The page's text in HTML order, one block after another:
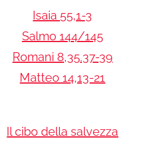
Isaia 55,1-3
Salmo 144/145
Romani 8,35.37-39
Matteo 14,13-21
Il cibo della salvezza